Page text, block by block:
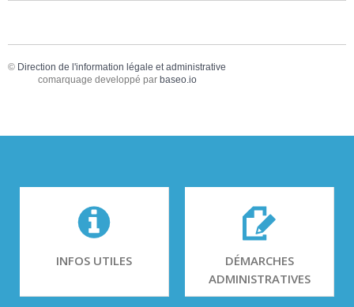
© Direction de l'information légale et administrative
comarquage developpé par baseo.io
INFOS UTILES
DÉMARCHES
ADMINISTRATIVES